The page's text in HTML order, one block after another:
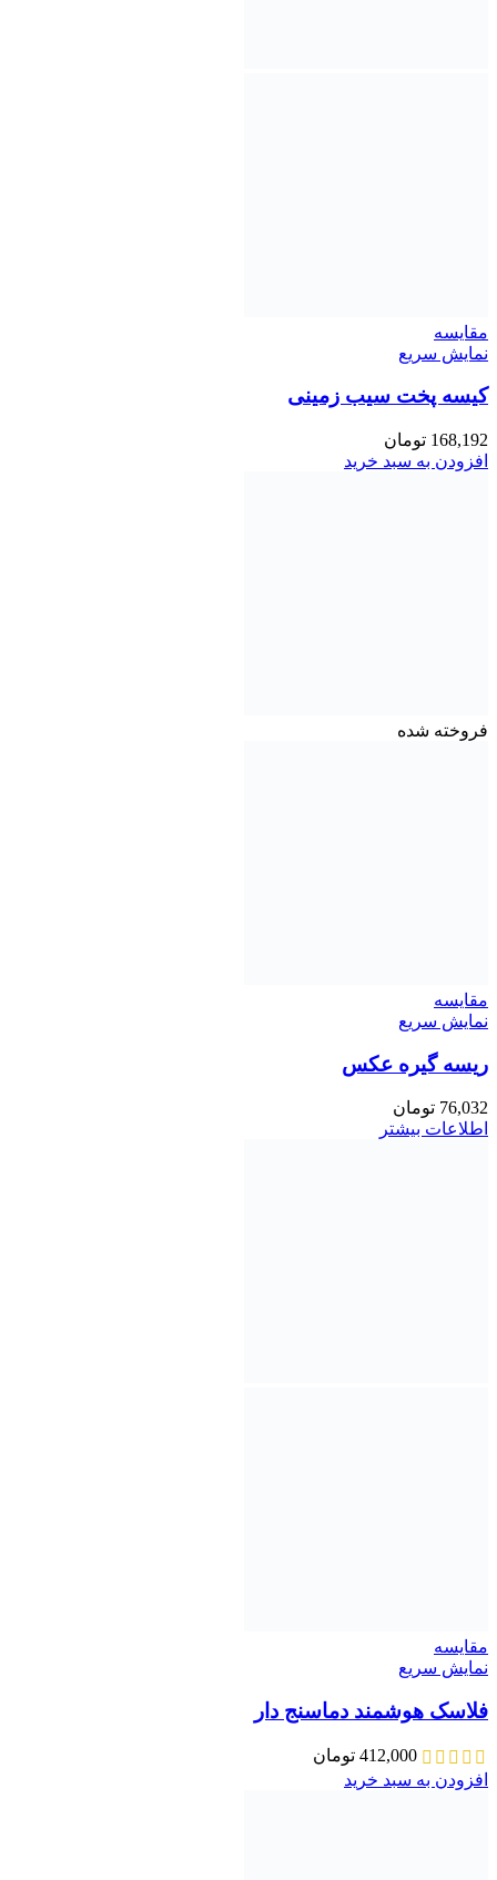
مقايسه
نمایش سریع
کیسه پخت سیب زمینی
168,192 تومان
افزودن به سبد خرید
فروخته شده
مقايسه
نمایش سریع
ریسه گیره عکس
76,032 تومان
اطلاعات بیشتر
مقايسه
نمایش سریع
فلاسک هوشمند دماسنج دار
412,000 تومان
افزودن به سبد خرید